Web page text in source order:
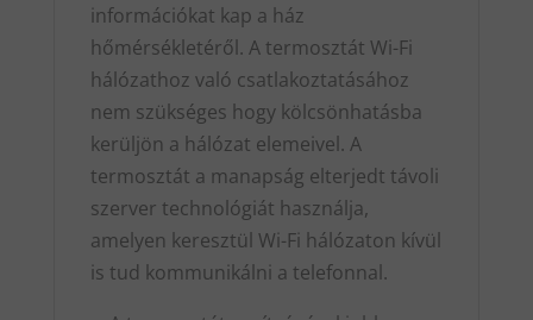
információkat kap a ház
hőmérsékletéről. A termosztát Wi-Fi
hálózathoz való csatlakoztatásához
nem szükséges hogy kölcsönhatásba
kerüljön a hálózat elemeivel. A
termosztát a manapság elterjedt távoli
szerver technológiát használja,
amelyen keresztül Wi-Fi hálózaton kívül
is tud kommunikálni a telefonnal.